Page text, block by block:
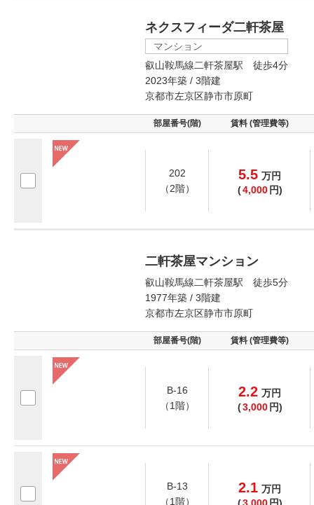
ネクスフィーダ二軒茶屋
マンション
叡山鞍馬線二軒茶屋駅 徒歩4分
2023年築 / 3階建
京都市左京区静市市原町
部屋番号(階) 賃料 (管理費等)
202
（2階）
5.5 万円
(4,000 円)
二軒茶屋マンション
叡山鞍馬線二軒茶屋駅 徒歩5分
1977年築 / 3階建
京都市左京区静市市原町
部屋番号(階) 賃料 (管理費等)
B-16
（1階）
2.2 万円
(3,000 円)
B-13
（1階）
2.1 万円
(3,000 円)